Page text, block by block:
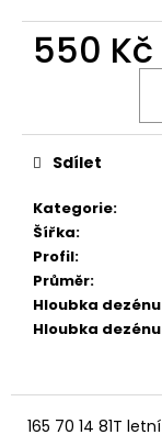
550 Kč
Kategorie:
Šířka:
Profil:
Průměr:
Hloubka
Hloubka
Sdílet
165 70 14 81T
D
o
o
u
č
u
e